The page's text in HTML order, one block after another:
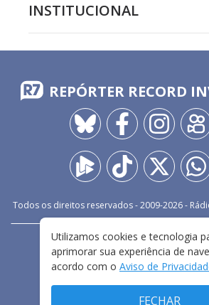
INSTITUCIONAL
REPÓRTER RECORD
Todos os direitos reservados - 2009-2026-
FALE CONOSCO
TERMOS E CONDIÇÕES DE
Utilizamos cookies e tecnologia
aprimorar sua experiência de
acordo com o Aviso de
FECHAR